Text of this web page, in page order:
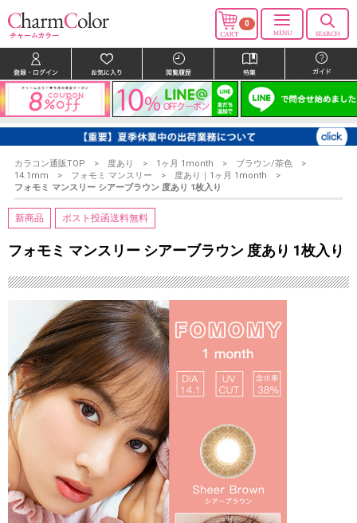
0
カラコン通販TOP 度あり 1ヶ月 1month
ブラウン/茶色
14.1mm
フォモミ マンスリー
度あり｜1ヶ月 1month
フォモミ マンスリー シアーブラウン 度あり 1枚入り
新商品 ポスト投函送料無料
フォモミ マンスリー シアーブラウン 度あり 1枚入り